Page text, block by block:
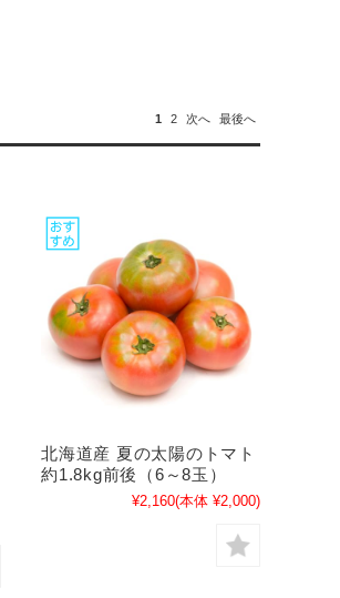
1 2 次へ 最後へ
北海道産 夏の太陽のトマト
約1.8kg前後（6～8玉）
¥2,160(本体 ¥2,000)